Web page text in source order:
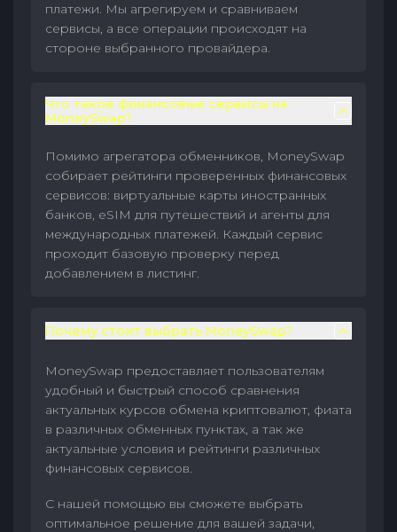
платежи. Мы агрегируем и сравниваем
сервисы, а все операции происходят на
стороне выбранного провайдера.
Что такое финансовые сервисы на
MoneySwap?
Помимо агрегатора обменников, MoneySwap
собирает рейтинги проверенных финансовых
сервисов: виртуальные карты иностранных
банков, eSIM для путешествий и агенты для
международных платежей. Каждый сервис
проходит базовую проверку перед
добавлением в листинг.
Почему стоит выбрать MoneySwap?
MoneySwap предоставляет пользователям
удобный и быстрый способ сравнения
актуальных курсов обмена криптовалют, фиата
в различных обменных пунктах, а так же
актуальные условия и рейтинги различных
финансовых сервисов.
С нашей помощью вы сможете выбрать
оптимальное решение для вашей задачи,